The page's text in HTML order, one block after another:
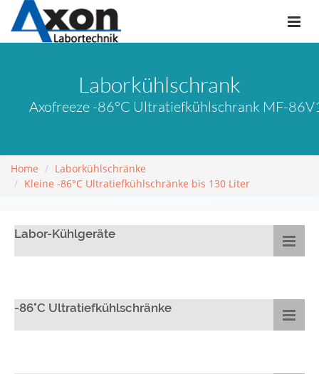
Laborkühlschrank
Axofreeze -86°C Ultratiefkühlschrank MF-
Home
Laborkühlschränke
Kleine -86°C Ultratiefkühlschränke bis 130 Liter
Labor-Kühlgeräte
-86°C Ultratiefkühlschränke